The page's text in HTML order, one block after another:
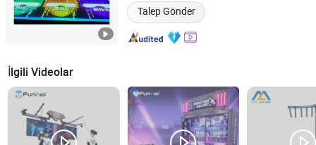
Talep Gönder
İlgili Videolar